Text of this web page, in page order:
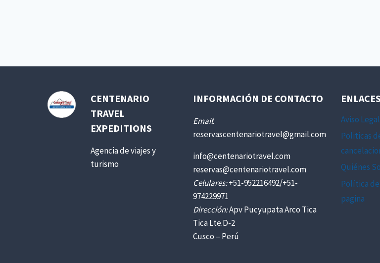
CENTENARIO
TRAVEL
EXPEDITIONS
Agencia de viajes y
turismo
INFORMACIÓN DE CONTACTO
Email:
reservascentenariotravel@gmail.com
info@centenariotravel.com
reservas@centenariotravel.com
Celulares:+51-952216492/+51-
974229971
Dirección:Apv Pucyupata Arco Tica
Tica Lte.D-2
Cusco – Perú
Aviso Legal
Politicas
Quiénes
Política
pagina